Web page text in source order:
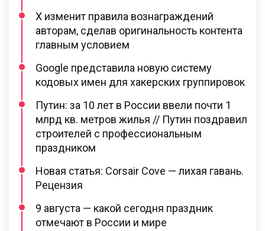
X изменит правила вознаграждений
авторам, сделав оригинальность контента
главным условием
Google представила новую систему
кодовых имен для хакерских группировок
Путин: за 10 лет в России ввели почти 1
млрд кв. метров жилья // Путин поздравил
строителей с профессиональным
праздником
Новая статья: Corsair Cove — лихая гавань.
Рецензия
9 августа — какой сегодня праздник
отмечают в России и мире